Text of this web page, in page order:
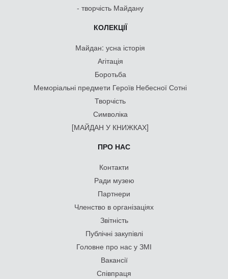
- творчість Майдану
КОЛЕКЦІЇ
Майдан: усна історія
Агітація
Боротьба
Меморіальні предмети Героїв Небесної Сотні
Творчість
Символіка
[МАЙДАН У КНИЖКАХ]
ПРО НАС
Контакти
Ради музею
Партнери
Членство в організаціях
Звітність
Публічні закупівлі
Головне про нас у ЗМІ
Вакансії
Співпраця